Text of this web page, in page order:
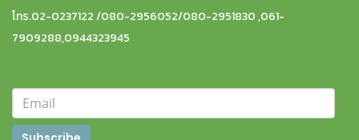
โทร.02-0237122 /080-2956052/080-2951830 ,061-
7909288,0944323945